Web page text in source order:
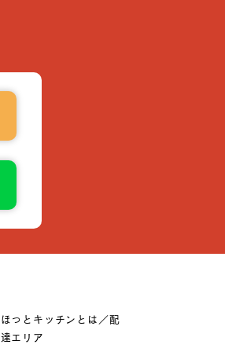
ほっとキッチンとは／配
達エリア